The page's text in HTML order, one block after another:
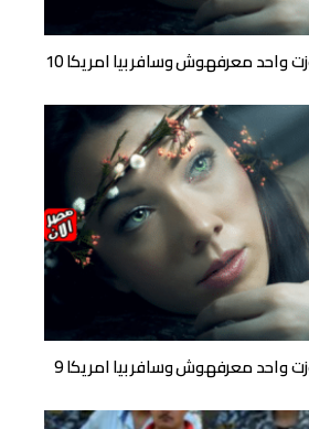
واحد معرفهوش وسافر بيا امريكا 10
واحد معرفهوش وسافر بيا امريكا 9